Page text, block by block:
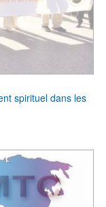
spirituel dans les